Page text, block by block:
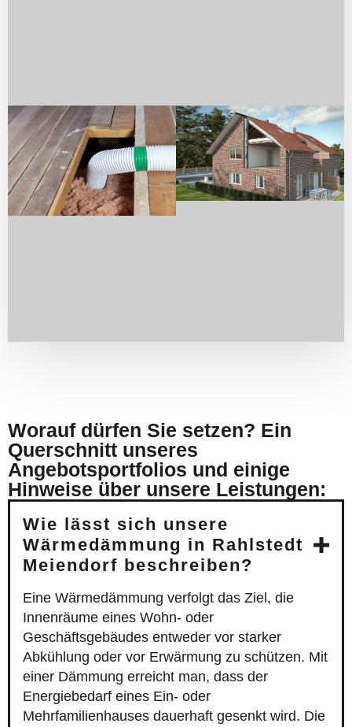
Worauf dürfen Sie setzen? Ein
Querschnitt unseres
Angebotsportfolios und einige
Hinweise über unsere Leistungen:
Wie lässt sich unsere
Wärmedämmung in Rahlstedt
Meiendorf beschreiben?
Eine Wärmedämmung verfolgt das Ziel, die
Innenräume eines Wohn- oder
Geschäftsgebäudes entweder vor starker
Abkühlung oder vor Erwärmung zu schützen. Mit
einer Dämmung erreicht man, dass der
Energiebedarf eines Ein- oder
Mehrfamilienhauses dauerhaft gesenkt wird. Die